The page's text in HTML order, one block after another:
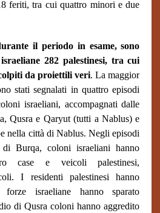
feriti, tra cui quattro minori e due
il periodo in esame, sono
282 palestinesi, tra cui
da proiettili veri. La maggior
stati segnalati in quattro episodi
israeliani, accompagnati dalle
Qusra e Qaryut (tutti a Nablus) e
nella città di Nablus. Negli episodi
Burqa, coloni israeliani hanno
case e veicoli palestinesi,
I residenti palestinesi hanno
israeliane hanno sparato
di Qusra coloni hanno aggredito